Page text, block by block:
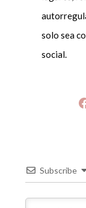
solo sea
social.
Subscribe